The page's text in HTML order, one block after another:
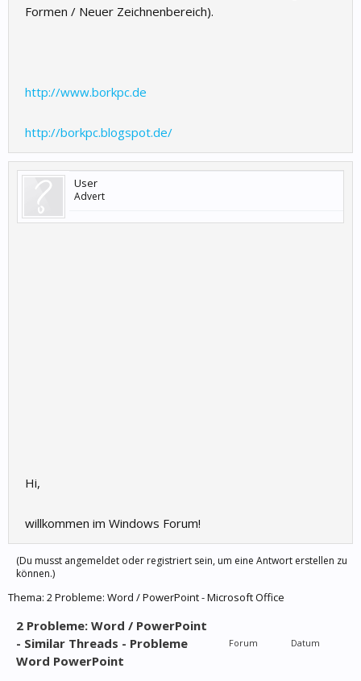
Formen / Neuer Zeichnenbereich).
http://www.borkpc.de
http://borkpc.blogspot.de/
User
Advert
Hi,
willkommen im Windows Forum!
(Du musst angemeldet oder registriert sein, um eine Antwort erstellen zu
können.)
Thema: 2 Probleme: Word / PowerPoint - Microsoft Office
2 Probleme: Word / PowerPoint
- Similar Threads - Probleme
Word PowerPoint
Forum Datum